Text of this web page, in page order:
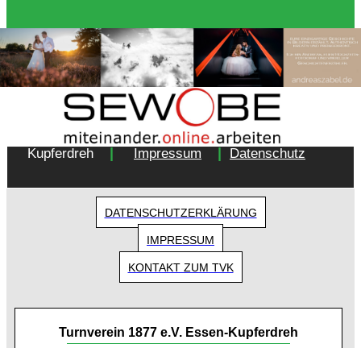
Copyright 2018 - Turnverein 1877 e.V. Essen-
Kupferdreh
Impressum Datenschutz
DATENSCHUTZERKLÄRUNG
IMPRESSUM
KONTAKT ZUM TVK
Turnverein 1877 e.V. Essen-Kupferdreh